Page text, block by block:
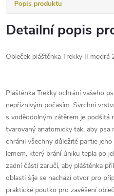
Popis produktu
Detailní popis
Obleček pláštěnka Trekky II modrá
Pláštěnka Trekky ochrání vašeho
nepříznivým počasím. Svrchní
s voděodolným zátěrem je podšitá
tvarovaný anatomicky tak, aby psa
chránil všechny důležité partie
lemem, který brání úniku tepla po
zadní části zaručí, aby pláštěnka
oblasti šíje se nachází otvor pro
praktické poutko pro zavěšení